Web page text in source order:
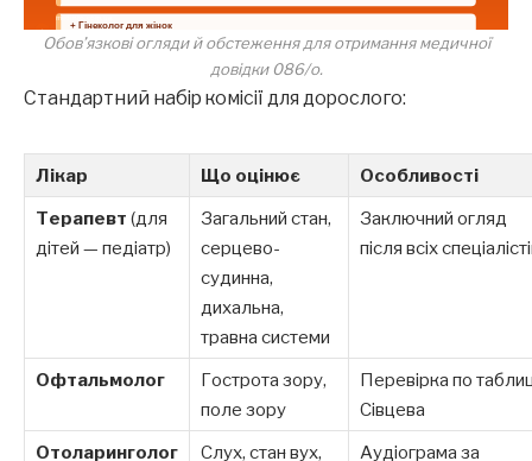
Обов’язкові огляди й обстеження для отримання медичної
довідки 086/о.
Стандартний набір комісії для дорослого:
Лікар Що оцінює
Особливості
Терапевт (для
дітей — педіатр)
Загальний стан,
серцево-
судинна,
дихальна,
травна системи
Заключний огляд
після всіх
Офтальмолог
Гострота зору,
поле зору
Перевірка по
Сівцева
Отоларинголог
Слух, стан вух,
Аудіограма за